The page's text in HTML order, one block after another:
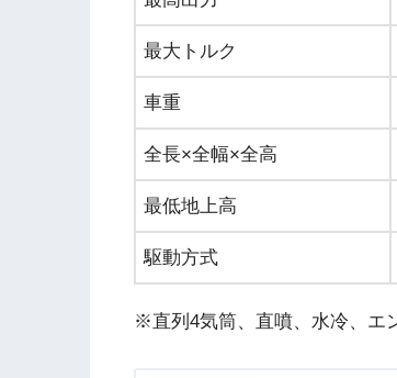
最大トルク
車重
全長×全幅×全高
最低地上高
駆動方式
※直列4気筒、直噴、水冷、エ